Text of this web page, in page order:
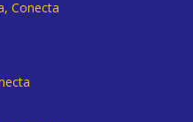
Conecta